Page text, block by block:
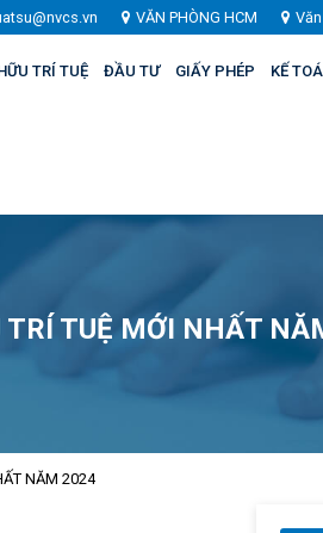
VĂN PHÒNG HCM
TRÍ TUỆ ĐẦU TƯ GIẤY PHÉP KẾ
TRÍ TUỆ MỚI NHẤT
NĂM 2024